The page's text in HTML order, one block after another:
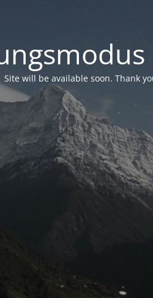
Site will be available soon. Thank